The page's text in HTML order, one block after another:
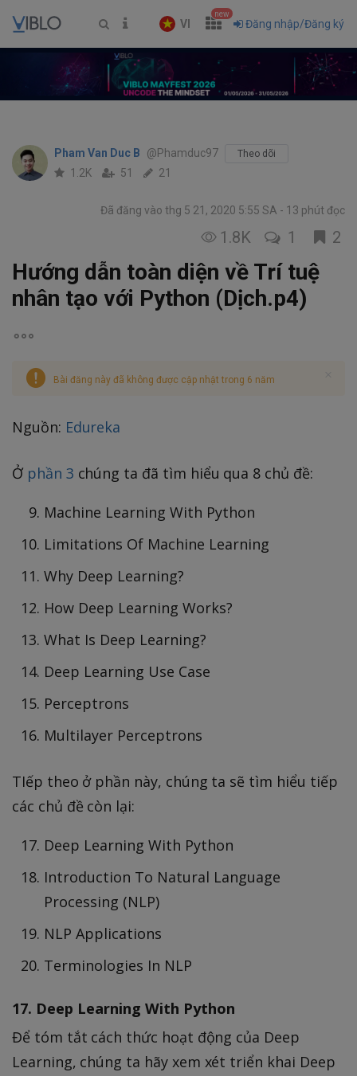
VI
new
Đăng nhập/Đăng ký
Pham Van Duc B @Phamduc97 Theo dõi
1.2K 51 21
Đã đăng vào thg 5 21, 2020 5:55 SA 13 phút đọc
1.8K 1 2
Hướng dẫn toàn diện về Trí tuệ
nhân tạo với Python (Dịch.p4)
Bài đăng này đã không được cập nhật trong 6 năm
Nguồn: Edureka
Ở phần 3 chúng ta đã tìm hiểu qua 8 chủ đề:
Machine Learning With Python
Limitations Of Machine Learning
Why Deep Learning?
How Deep Learning Works?
What Is Deep Learning?
Deep Learning Use Case
Perceptrons
Multilayer Perceptrons
TIếp theo ở phần này, chúng ta sẽ tìm hiểu tiếp
các chủ đề còn lại:
Deep Learning With Python
Introduction To Natural Language
Processing (NLP)
NLP Applications
Terminologies In NLP
17. Deep Learning With Python
Để tóm tắt cách thức hoạt động của Deep
Learning, chúng ta hãy xem xét triển khai Deep